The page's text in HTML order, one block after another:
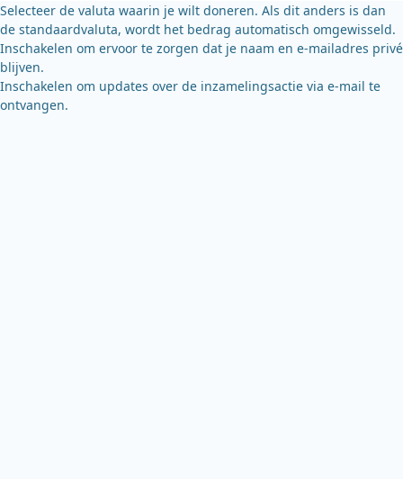
Selecteer de valuta waarin je wilt doneren. Als dit anders is dan
de standaardvaluta, wordt het bedrag automatisch omgewisseld.
Inschakelen om ervoor te zorgen dat je naam en e-mailadres privé
blijven.
Inschakelen om updates over de inzamelingsactie via e-mail te
ontvangen.